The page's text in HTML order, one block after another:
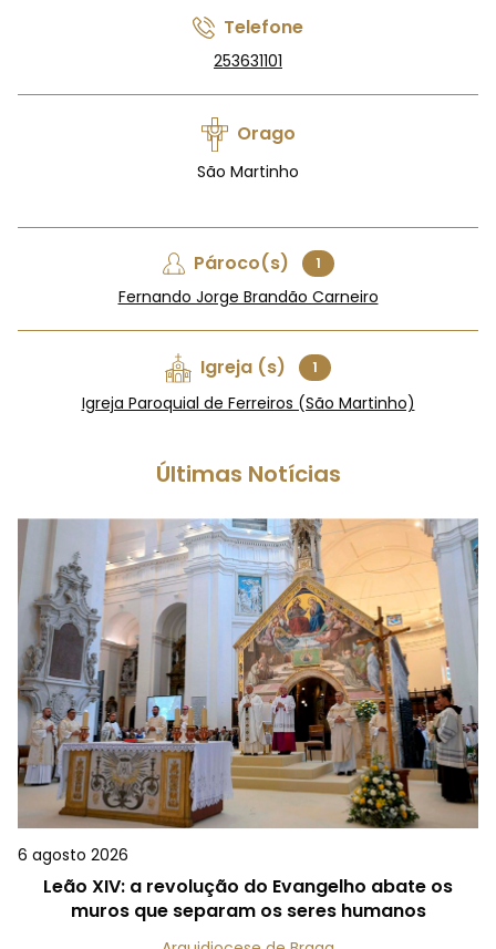
Telefone
253631101
Orago
São Martinho
Pároco(s) 1
Fernando Jorge Brandão Carneiro
Igreja (s) 1
Igreja Paroquial de Ferreiros (São Martinho)
Últimas Notícias
6 agosto 2026
Leão XIV: a revolução do Evangelho abate os
muros que separam os seres humanos